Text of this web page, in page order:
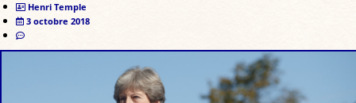
Henri Temple
3 octobre 2018